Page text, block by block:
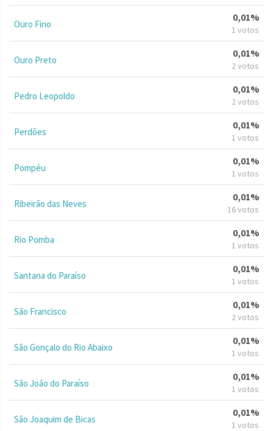
Ouro Fino
0,01%
1 votos
Ouro Preto
0,01%
2 votos
Pedro Leopoldo
0,01%
2 votos
Perdões
0,01%
1 votos
Pompéu
0,01%
1 votos
Ribeirão das Neves
0,01%
16 votos
Rio Pomba
0,01%
1 votos
Santana do Paraíso
0,01%
1 votos
São Francisco
0,01%
2 votos
São Gonçalo do Rio Abaixo
0,01%
1 votos
São João do Paraíso
0,01%
1 votos
São Joaquim de Bicas
0,01%
1 votos